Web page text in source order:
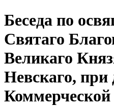
Беседа по
Святаго
Великаго
Невскаго, при